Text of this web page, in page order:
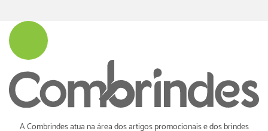
A Combrindes atua na área dos artigos promocionais e dos brindes